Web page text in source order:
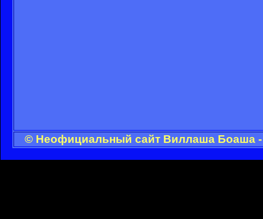
© Неофициальный сайт Виллаша Боаша -